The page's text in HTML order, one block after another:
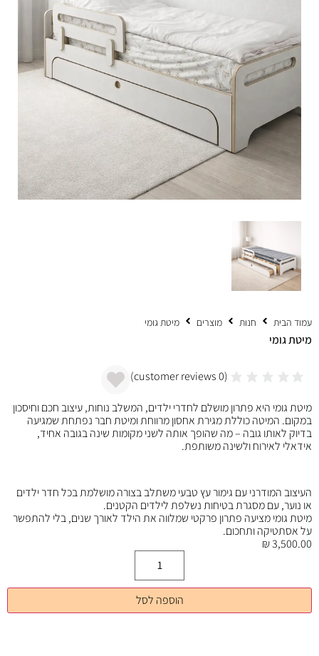
עמוד הבית חנות מוצרים מיטת גומי
מיטת גומי
(
0
מיטת גומי היא פתרון מושלם לחדרי ילדים, המשלב נוחות, עיצוב חכם וחיסכון
במקום. המיטה כוללת מגירת אחסון מרווחת ומיטת חבר נפתחת שמגיעה
בדיוק לאותו גובה – מה שהופך אותה לשני מקומות שינה בגובה אחיד,
אידאלי לאירוח ולשינה משותפת.
העיצוב המודרני עם גימור עץ טבעי משתלב בצורה מושלמת בכל חדר ילדים
או נוער, עם מסגרת בטיחות נשלפת לילדים הקטנים.
מיטת גומי מציעה פתרון פרקטי שמלווה את הילד לאורך שנים, בלי להתפשר
על אסתטיקה ותחכום.
₪3,500.00
הוספה לסל